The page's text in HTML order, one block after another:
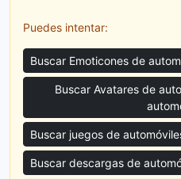
Puedes intentar:
Buscar Emoticones de
Buscar Avatares de
Buscar juegos de
Buscar descargas de